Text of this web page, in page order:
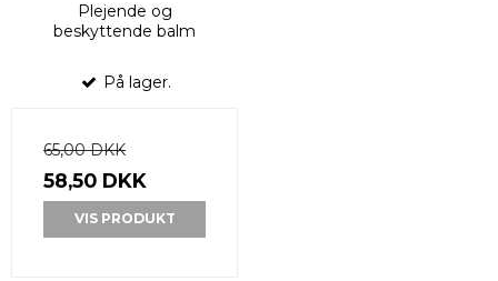
Plejende og
beskyttende balm
På lager.
65,00 DKK
58,50 DKK
VIS PRODUKT